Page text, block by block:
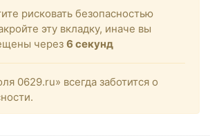
рисковать безопасностью
эту вкладку, иначе вы
через 6 секунд
0629.ru» всегда заботится о